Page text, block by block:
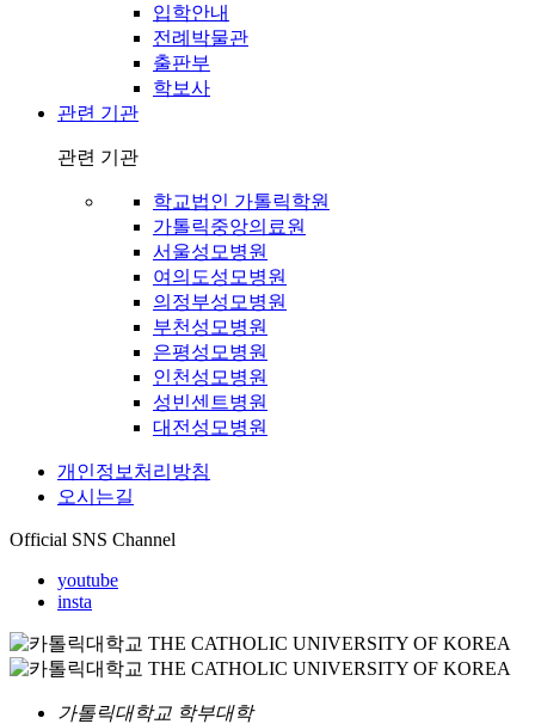
입학안내
전례박물관
출판부
학보사
관련 기관
관련 기관
학교법인 가톨릭학원
가톨릭중앙의료원
서울성모병원
여의도성모병원
의정부성모병원
부천성모병원
은평성모병원
인천성모병원
성빈센트병원
대전성모병원
개인정보처리방침
오시는길
Official SNS Channel
youtube
insta
가톨릭대학교 학부대학